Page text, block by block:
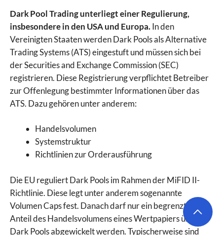
Dark Pool Trading unterliegt einer Regulierung,
insbesondere in den USA und Europa.In den
Vereinigten Staaten werden Dark Pools als Alternative
Trading Systems (ATS) eingestuft und müssen sich bei
der Securities and Exchange Commission (SEC)
registrieren. Diese Registrierung verpflichtet Betreiber
zur Offenlegung bestimmter Informationen über das
ATS. Dazu gehören unter anderem:
Handelsvolumen
Systemstruktur
Richtlinien zur Orderausführung
Die EU reguliert Dark Pools im Rahmen der MiFID II-
Richtlinie. Diese legt unter anderem sogenannte
Volumen Caps fest. Danach darf nur ein begrenzter
Anteil des Handelsvolumens eines Wertpapiers über
Dark Pools abgewickelt werden. Typischerweise sind